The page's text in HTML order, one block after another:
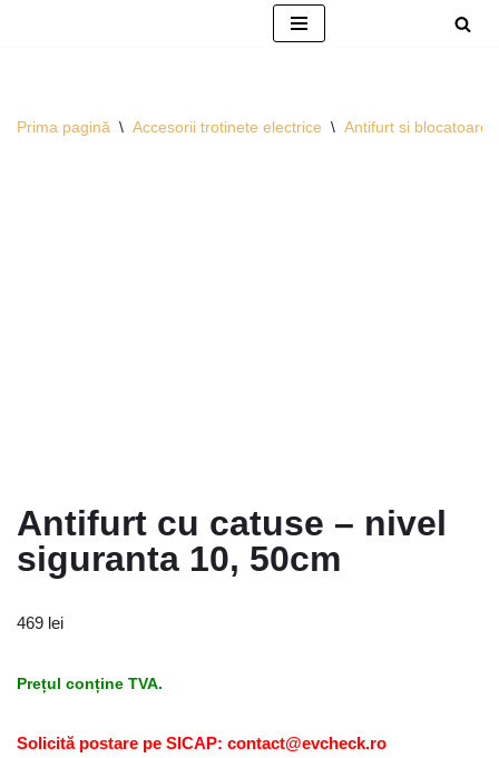
Prima pagină \ Accesorii trotinete electrice \ Antifurt si blocatoare
Antifurt cu catuse – nivel
siguranta 10, 50cm
469 lei
Prețul conține TVA.
Solicită postare pe SICAP: contact@evcheck.ro